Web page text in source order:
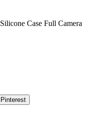
Case Full Camera
Pinterest